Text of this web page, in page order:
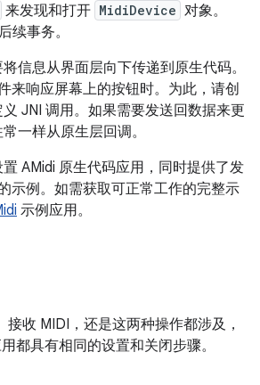
来发现和打开 MidiDevice 对象。
续事务。
信息从界面层向下传递到原生代码。
来响应屏幕上的按钮时。为此，请创
JNI 调用。如果需要发送回数据来更
一样从原生层回调。
AMidi 原生代码应用，同时提供了发
示例。如需获取可正常工作的完整示
示例应用。
接收 MIDI，还是这两种操作都涉及，
都具有相同的设置和关闭步骤。